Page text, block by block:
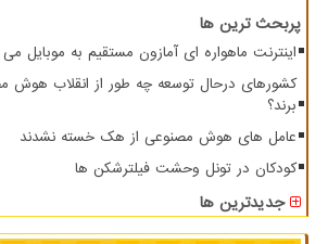
پربحث ترین ها
اینترنت ماهواره ای آمازون مستقیم به موبایل
کشورهای درحال توسعه چه طور از انقلاب هوش
برند؟
عامل های هوش مصنوعی از هک خسته نشدند
کودکان در تونل وحشت فیلترشکن ها
جدیدترین ها